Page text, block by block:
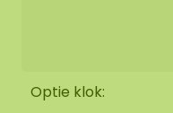
Optie klok: